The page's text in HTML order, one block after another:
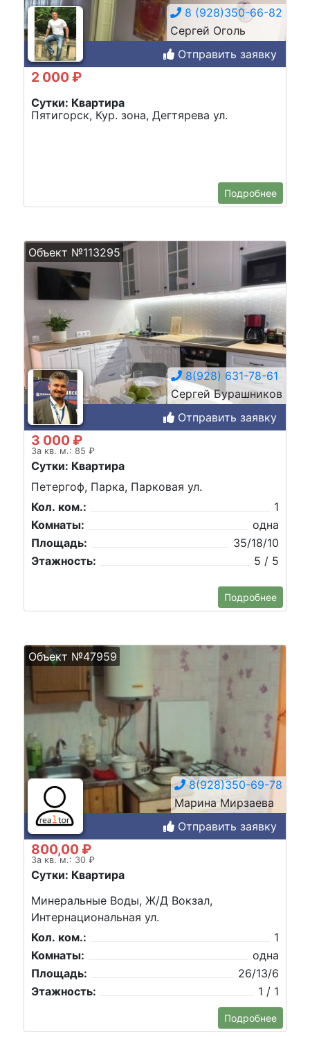
8 (928)350-66-82
Сергей Оголь
Отправить заявку
2 000 ₽
Сутки: Квартира
Пятигорск, Кур. зона, Дегтярева ул.
Подробнее
Объект №113295
8(928) 631-78-61
Сергей Бурашников
Отправить заявку
3 000 ₽
За кв. м.: 85 ₽
Сутки: Квартира
Петергоф, Парка, Парковая ул.
Кол. ком.:
1
Комнаты:
одна
Площадь:
35/18/10
Этажность:
5 / 5
Подробнее
Объект №47959
8(928)350-69-78
Марина Мирзаева
Отправить заявку
800,00 ₽
За кв. м.: 30 ₽
Сутки: Квартира
Минеральные Воды, Ж/Д Вокзал,
Интернациональная ул.
Кол. ком.:
1
Комнаты:
одна
Площадь:
26/13/6
Этажность:
1 / 1
Подробнее